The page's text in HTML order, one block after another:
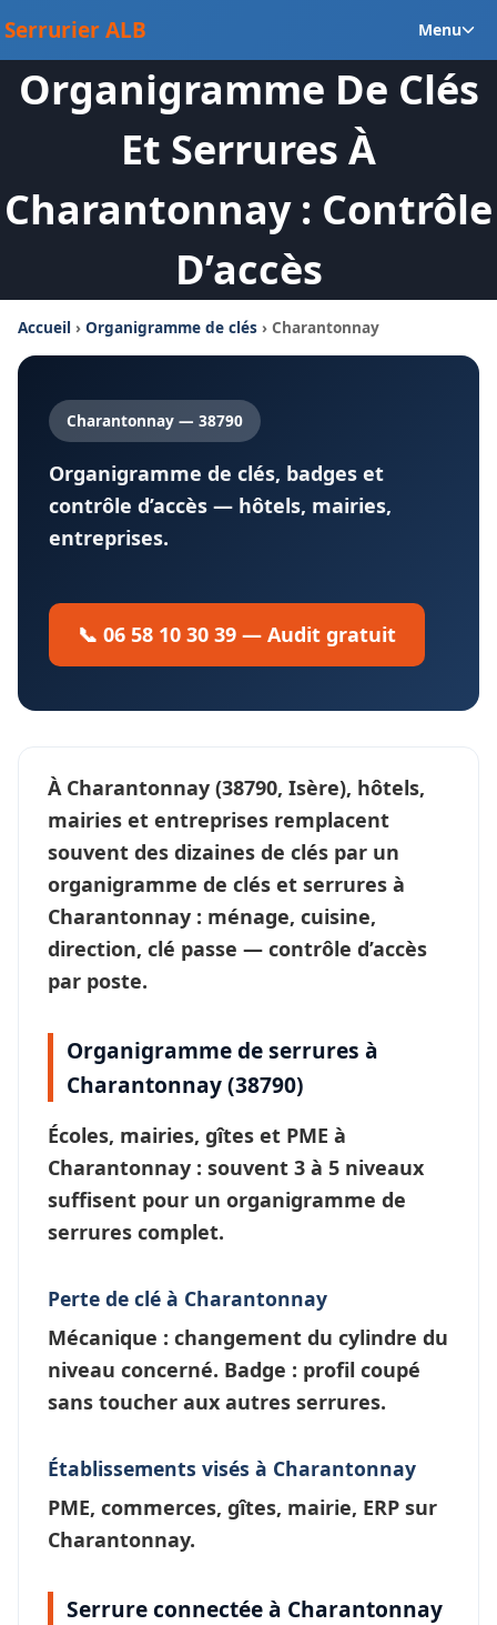
au
contenu
Serrurier ALB Menu
Organigramme De Clés
Et Serrures À
Charantonnay : Contrôle
D’accès
Accueil › Organigramme de clés › Charantonnay
Charantonnay — 38790
Organigramme de clés, badges et
contrôle d’accès — hôtels, mairies,
entreprises.
📞 06 58 10 30 39 — Audit gratuit
À Charantonnay (38790, Isère), hôtels,
mairies et entreprises remplacent
souvent des dizaines de clés par un
organigramme de clés et serrures à
Charantonnay : ménage, cuisine,
direction, clé passe — contrôle d’accès
par poste.
Organigramme de serrures à
Charantonnay (38790)
Écoles, mairies, gîtes et PME à
Charantonnay : souvent 3 à 5 niveaux
suffisent pour un organigramme de
serrures complet.
Perte de clé à Charantonnay
Mécanique : changement du cylindre du
niveau concerné. Badge : profil coupé
sans toucher aux autres serrures.
Établissements visés à Charantonnay
PME, commerces, gîtes, mairie, ERP sur
Charantonnay.
Serrure connectée à Charantonnay